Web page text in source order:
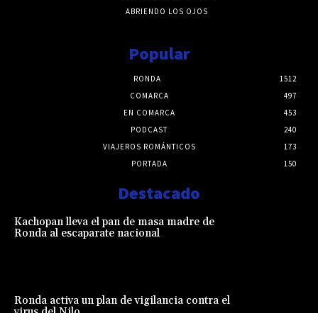
ABRIENDO LOS OJOS
Popular
RONDA
1512
COMARCA
497
EN COMARCA
453
PODCAST
240
VIAJEROS ROMÁNTICOS
173
PORTADA
150
Destacado
Kachopan lleva el pan de masa madre de
Ronda al escaparate nacional
Ronda activa un plan de vigilancia contra el